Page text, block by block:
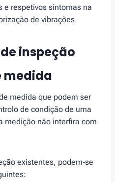
e respetivos sintomas na
de vibrações
inspeção
medida
medida que podem ser
de condição de uma
medição não interfira com
existentes, podem‑se